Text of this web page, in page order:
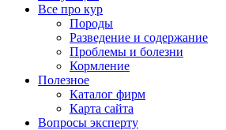
Все про кур
Породы
Разведение и содержание
Проблемы и болезни
Кормление
Полезное
Каталог фирм
Карта сайта
Вопросы эксперту